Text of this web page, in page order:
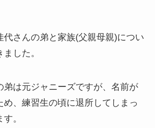
代さんの弟と家族(父親母親)につい
した。
弟は元ジャニーズですが、名前が
め、練習生の頃に退所してしまっ
。